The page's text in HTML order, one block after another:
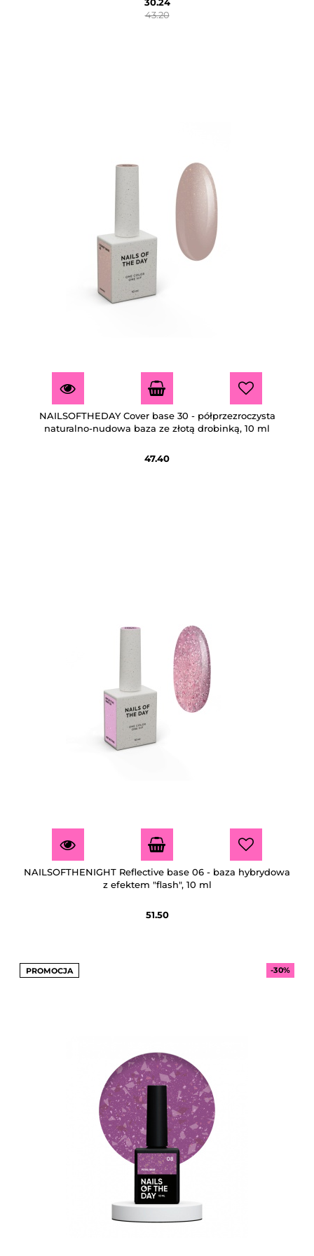
43.20
NAILSOFTHEDAY Cover base 30 - półprzezroczysta
naturalno-nudowa baza ze złotą drobinką, 10 ml
47.40
NAILSOFTHENIGHT Reflective base 06 - baza hybrydowa
z efektem "flash", 10 ml
51.50
PROMOCJA -30%